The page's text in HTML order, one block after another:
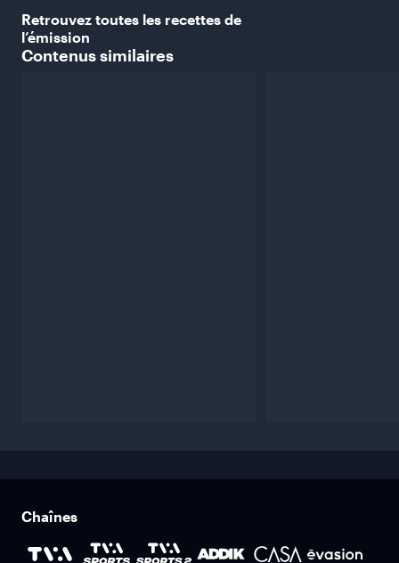
Retrouvez toutes les recettes de
l’émission
Contenussimilaires
Chaînes